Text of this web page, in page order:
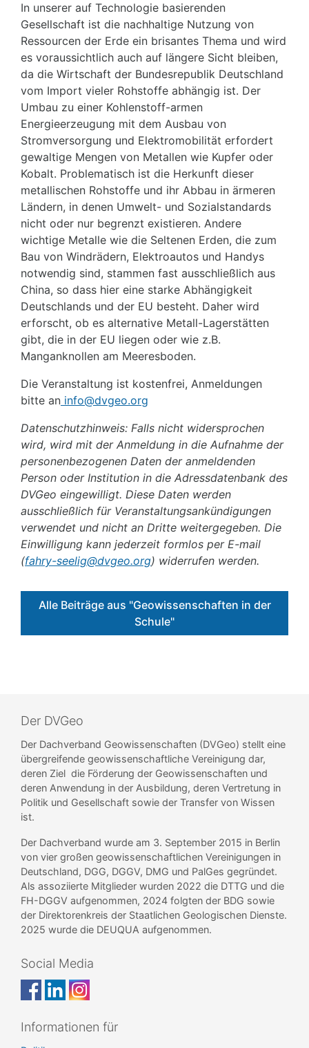
In unserer auf Technologie basierenden
Gesellschaft ist die nachhaltige Nutzung von
Ressourcen der Erde ein brisantes Thema und wird
es voraussichtlich auch auf längere Sicht bleiben,
da die Wirtschaft der Bundesrepublik Deutschland
vom Import vieler Rohstoffe abhängig ist. Der
Umbau zu einer Kohlenstoff-armen
Energieerzeugung mit dem Ausbau von
Stromversorgung und Elektromobilität erfordert
gewaltige Mengen von Metallen wie Kupfer oder
Kobalt. Problematisch ist die Herkunft dieser
metallischen Rohstoffe und ihr Abbau in ärmeren
Ländern, in denen Umwelt- und Sozialstandards
nicht oder nur begrenzt existieren. Andere
wichtige Metalle wie die Seltenen Erden, die zum
Bau von Windrädern, Elektroautos und Handys
notwendig sind, stammen fast ausschließlich aus
China, so dass hier eine starke Abhängigkeit
Deutschlands und der EU besteht. Daher wird
erforscht, ob es alternative Metall-Lagerstätten
gibt, die in der EU liegen oder wie z.B.
Manganknollen am Meeresboden.
Die Veranstaltung ist kostenfrei, Anmeldungen
bitte an info@dvgeo.org
Datenschutzhinweis: Falls nicht widersprochen
wird, wird mit der Anmeldung in die Aufnahme der
personenbezogenen Daten der anmeldenden
Person oder Institution in die Adressdatenbank des
DVGeo eingewilligt. Diese Daten werden
ausschließlich für Veranstaltungsankündigungen
verwendet und nicht an Dritte weitergegeben. Die
Einwilligung kann jederzeit formlos per E-mail
(fahry-seelig@dvgeo.org) widerrufen werden.
Alle Beiträge aus "Geowissenschaften in der
Schule"
Der DVGeo
Der Dachverband Geowissenschaften (DVGeo) stellt eine
übergreifende geowissenschaftliche Vereinigung dar,
deren Ziel die Förderung der Geowissenschaften und
deren Anwendung in der Ausbildung, deren Vertretung in
Politik und Gesellschaft sowie der Transfer von Wissen
ist.
Der Dachverband wurde am 3. September 2015 in Berlin
von vier großen geowissenschaftlichen Vereinigungen in
Deutschland, DGG, DGGV, DMG und PalGes gegründet.
Als assoziierte Mitglieder wurden 2022 die DTTG und die
FH-DGGV aufgenommen, 2024 folgten der BDG sowie
der Direktorenkreis der Staatlichen Geologischen Dienste.
2025 wurde die DEUQUA aufgenommen.
Social Media
Informationen für